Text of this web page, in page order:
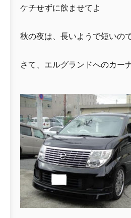
ケチせずに飲ませてよ
秋の夜は、長いようで短いの
さて、エルグランドへのカー